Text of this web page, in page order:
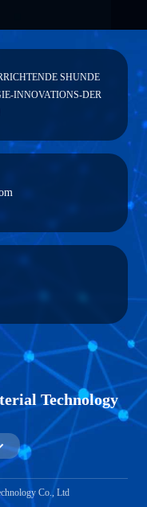
SHUNDE
INNOVATIONS-DER
Technology
Co., Ltd